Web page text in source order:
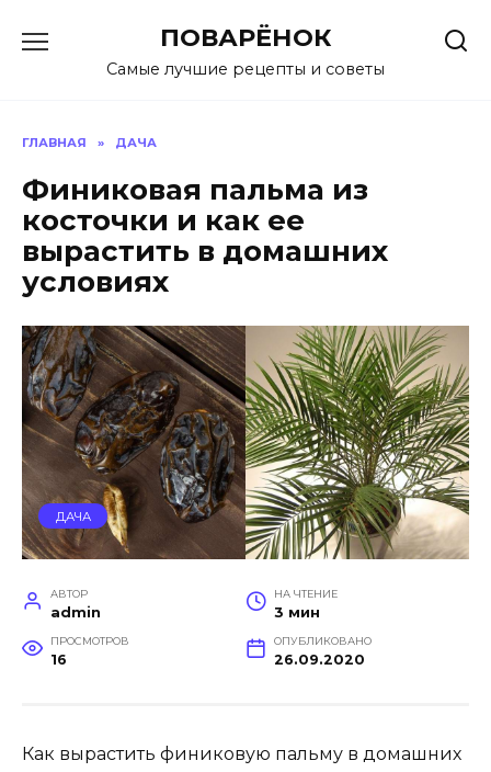
содержанию
ПОВАРЁНОК
Самые лучшие рецепты и советы
ГЛАВНАЯ » ДАЧА
Финиковая пальма из
косточки и как ее
вырастить в домашних
условиях
ДАЧА
АВТОР
admin
НА ЧТЕНИЕ
3 мин
ПРОСМОТРОВ
16
ОПУБЛИКОВАНО
26.09.2020
Как вырастить финиковую пальму в домашних